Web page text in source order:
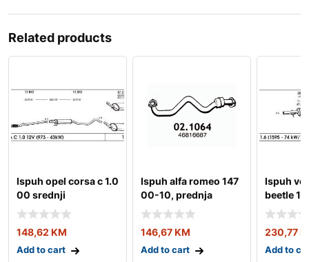
Related products
Ispuh opel corsa c 1.0
00 srednji
148,62 KM
Add to cart
Ispuh alfa romeo 147
00-10, prednja
ispusna cijev
146,67KM
Add to cart
Ispuh
beetle
230,77
Add to